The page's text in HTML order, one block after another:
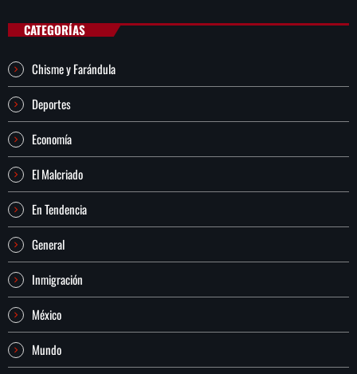
CATEGORÍAS
Chisme y Farándula
Deportes
Economía
El Malcriado
En Tendencia
General
Inmigración
México
Mundo